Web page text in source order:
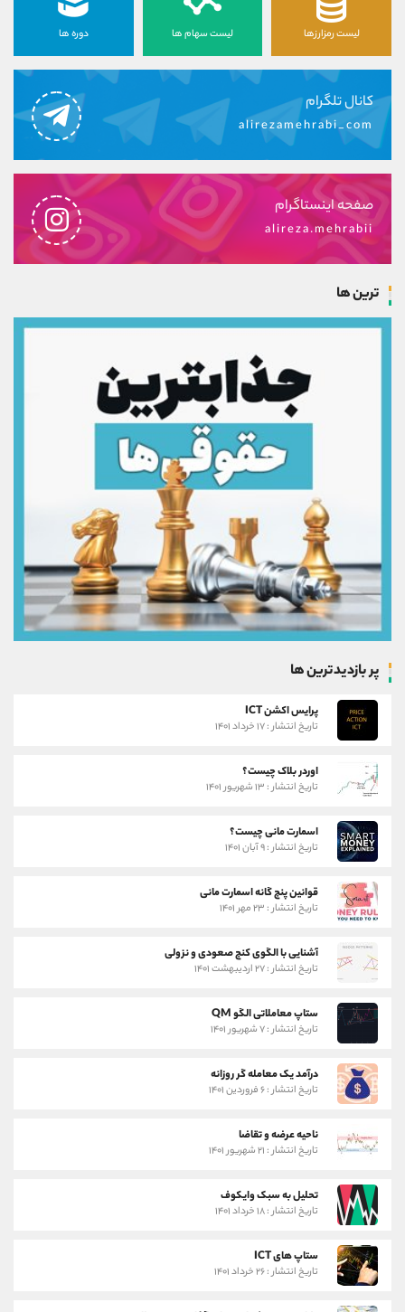
لیست رمزارزها لیست سهام ها دوره ها
کانال تلگرام
alirezamehrabi_com
صفحه اینستاگرام
alireza.mehrabii
ترین ها
پر بازدیدترین ها
پرایس اکشن ICT
تاریخ انتشار : ۱۷ خرداد ۱۴۰۱
اوردر بلاک چیست؟
تاریخ انتشار : ۱۳ شهریور ۱۴۰۱
اسمارت مانی چیست؟
تاریخ انتشار : ۹ آبان ۱۴۰۱
قوانین پنج گانه اسمارت مانی
تاریخ انتشار : ۲۳ مهر ۱۴۰۱
آشنایی با الگوی کنج صعودی و نزولی
تاریخ انتشار : ۲۷ اردیبهشت ۱۴۰۱
ستاپ معاملاتی الگو QM
تاریخ انتشار : ۷ شهریور ۱۴۰۱
درآمد یک معامله گر روزانه
تاریخ انتشار : ۶ فروردین ۱۴۰۱
ناحیه عرضه و تقاضا
تاریخ انتشار : ۲۱ شهریور ۱۴۰۱
تحلیل به سبک وایکوف
تاریخ انتشار : ۱۸ خرداد ۱۴۰۱
ستاپ های ICT
تاریخ انتشار : ۲۶ خرداد ۱۴۰۱